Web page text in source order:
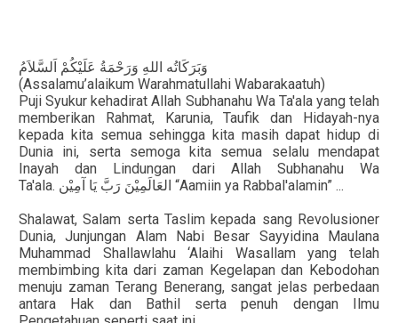
اَلسَّلاَمُ عَلَيْكُمْ وَرَحْمَةُ اللهِ وَبَرَكَاتُه
(Assalamu’alaikum Warahmatullahi Wabarakaatuh)
Puji Syukur kehadirat Allah Subhanahu Wa Ta'ala yang telah
memberikan Rahmat, Karunia, Taufik dan Hidayah-nya
kepada kita semua sehingga kita masih dapat hidup di
Dunia ini, serta semoga kita semua selalu mendapat
Inayah dan Lindungan dari Allah Subhanahu Wa
Ta'ala. آمِيْن يَا رَبَّ العَالَمِيْنَ “Aamiin ya Rabbal'alamin” ...
Shalawat, Salam serta Taslim kepada sang Revolusioner
Dunia, Junjungan Alam Nabi Besar Sayyidina Maulana
Muhammad Shallawlahu ‘Alaihi Wasallam yang telah
membimbing kita dari zaman Kegelapan dan Kebodohan
menuju zaman Terang Benerang, sangat jelas perbedaan
antara Hak dan Bathil serta penuh dengan Ilmu